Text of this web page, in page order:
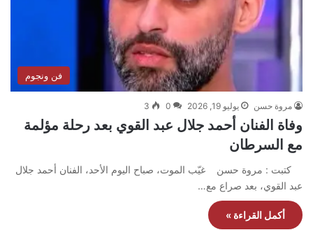
فن ونجوم
مروة حسن يوليو 19, 2026 0
3
وفاة الفنان أحمد جلال عبد القوي بعد رحلة مؤلمة
مع السرطان
كتبت : مروة حسن غيّب الموت، صباح اليوم الأحد، الفنان أحمد جلال
عبد القوي، بعد صراع مع…
أكمل القراءة »